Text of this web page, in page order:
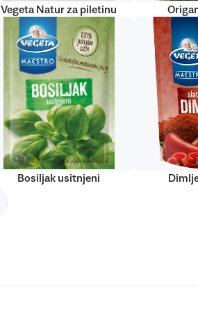
Vegeta Natur za piletinu
Bosiljak usitnjeni